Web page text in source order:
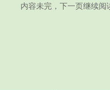
内容未完，下一页继续阅